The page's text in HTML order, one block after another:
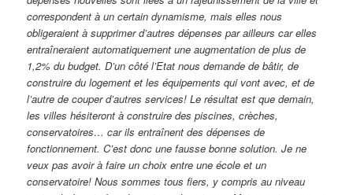
correspondent à un certain dynamisme, mais elles nous
obligeraient à supprimer d’autres dépenses par ailleurs car elles
entraîneraient automatiquement une augmentation de plus de
1,2% du budget. D’un côté l’Etat nous demande de bâtir, de
construire du logement et les équipements qui vont avec, et de
l’autre de couper d’autres services! Le résultat est que demain,
les villes hésiteront à construire des piscines, crèches,
conservatoires… car ils entraînent des dépenses de
fonctionnement. C’est donc une fausse bonne solution. Je ne
veux pas avoir à faire un choix entre une école et un
conservatoire! Nous sommes tous fiers, y compris au niveau